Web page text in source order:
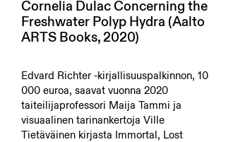
Cornelia Dulac Concerning the
Freshwater Polyp Hydra (Aalto
ARTS Books, 2020)
Edvard Richter -kirjallisuuspalkinnon, 10
000 euroa, saavat vuonna 2020
taiteilijaprofessori Maija Tammi ja
visuaalinen tarinankertoja Ville
Tietäväinen kirjasta Immortal, Lost